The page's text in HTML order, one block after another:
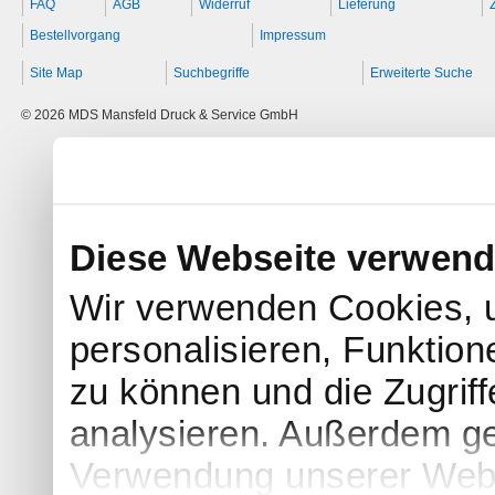
Diese Webseite
Wir verwenden Cookies,
personalisieren,
zu können und die
analysieren. Außerdem
Verwendung unserer
FAQ AGB Widerruf Lieferung
Bestellvorgang
Impressum
Site Map Suchbegriffe Erweiterte Suche
© 2026 MDS Mansfeld Druck & Service GmbH